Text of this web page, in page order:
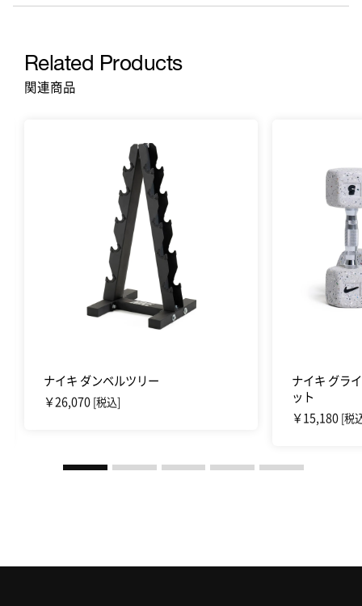
Related Products
関連商品
ナイキ ダンベルツリー
￥26,070 [税込]
ナイキ グラ
ット
￥15,180 [税